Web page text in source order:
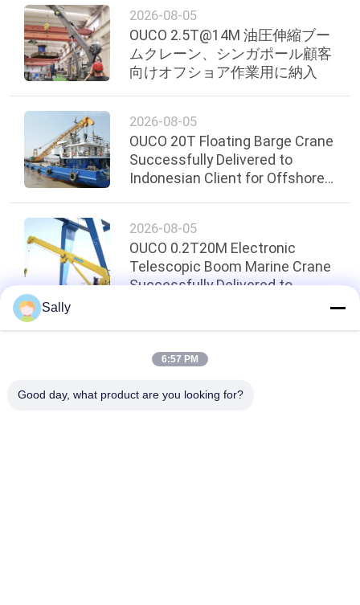
2026-08-05
OUCO 2.5T@14M 油圧伸縮ブー
ムクレーン、シンガポール顧客
向けオフショア作業用に納入
2026-08-05
OUCO 20T Floating Barge Crane
Successfully Delivered to
Indonesian Client for Offshore
2026-08-05
OUCO 0.2T20M Electronic
Telescopic Boom Marine Crane
Successfully Delivered to
トップ
Sally
6:57 PM
Good day, what product are you looking for?